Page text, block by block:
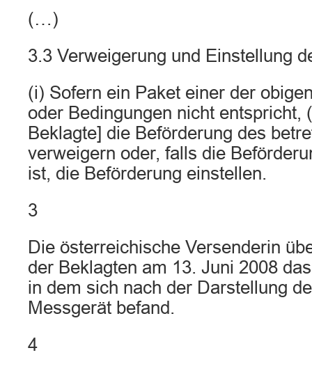
(…)
3.3 Verweigerung und Einstellung
(i) Sofern ein Paket einer der
oder Bedingungen nicht
Beklagte] die Beförderung des
verweigern oder, falls die
ist, die Beförderung einstellen.
3
Die österreichische Versenderin
der Beklagten am 13. Juni 2008
in dem sich nach der Darstellung
Messgerät befand.
4